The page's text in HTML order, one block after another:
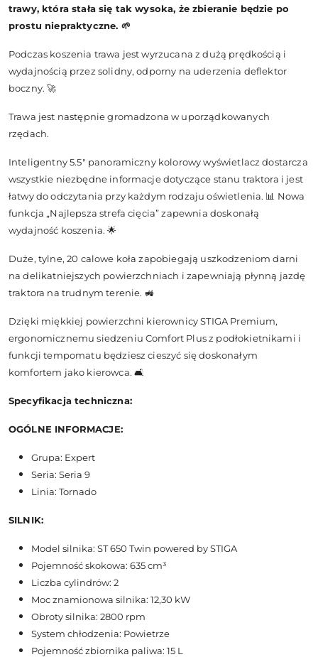
trawy, która stała się tak wysoka, że zbieranie będzie po
prostu niepraktyczne. 🌱
Podczas koszenia trawa jest wyrzucana z dużą prędkością i
wydajnością przez solidny, odporny na uderzenia deflektor
boczny. 🚀
Trawa jest następnie gromadzona w uporządkowanych
rzędach.
Inteligentny 5.5" panoramiczny kolorowy wyświetlacz dostarcza
wszystkie niezbędne informacje dotyczące stanu traktora i jest
łatwy do odczytania przy każdym rodzaju oświetlenia. 📊 Nowa
funkcja „Najlepsza strefa cięcia” zapewnia doskonałą
wydajność koszenia. 🌟
Duże, tylne, 20 calowe koła zapobiegają uszkodzeniom darni
na delikatniejszych powierzchniach i zapewniają płynną jazdę
traktora na trudnym terenie. 🚜
Dzięki miękkiej powierzchni kierownicy STIGA Premium,
ergonomicznemu siedzeniu Comfort Plus z podłokietnikami i
funkcji tempomatu będziesz cieszyć się doskonałym
komfortem jako kierowca. 🛋️
Specyfikacja techniczna:
OGÓLNE INFORMACJE:
Grupa: Expert
Seria: Seria 9
Linia: Tornado
SILNIK:
Model silnika: ST 650 Twin powered by STIGA
Pojemność skokowa: 635 cm³
Liczba cylindrów: 2
Moc znamionowa silnika: 12,30 kW
Obroty silnika: 2800 rpm
System chłodzenia: Powietrze
Pojemność zbiornika paliwa: 15 L